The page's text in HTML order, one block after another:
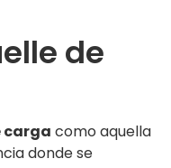
de
carga como aquella
donde se